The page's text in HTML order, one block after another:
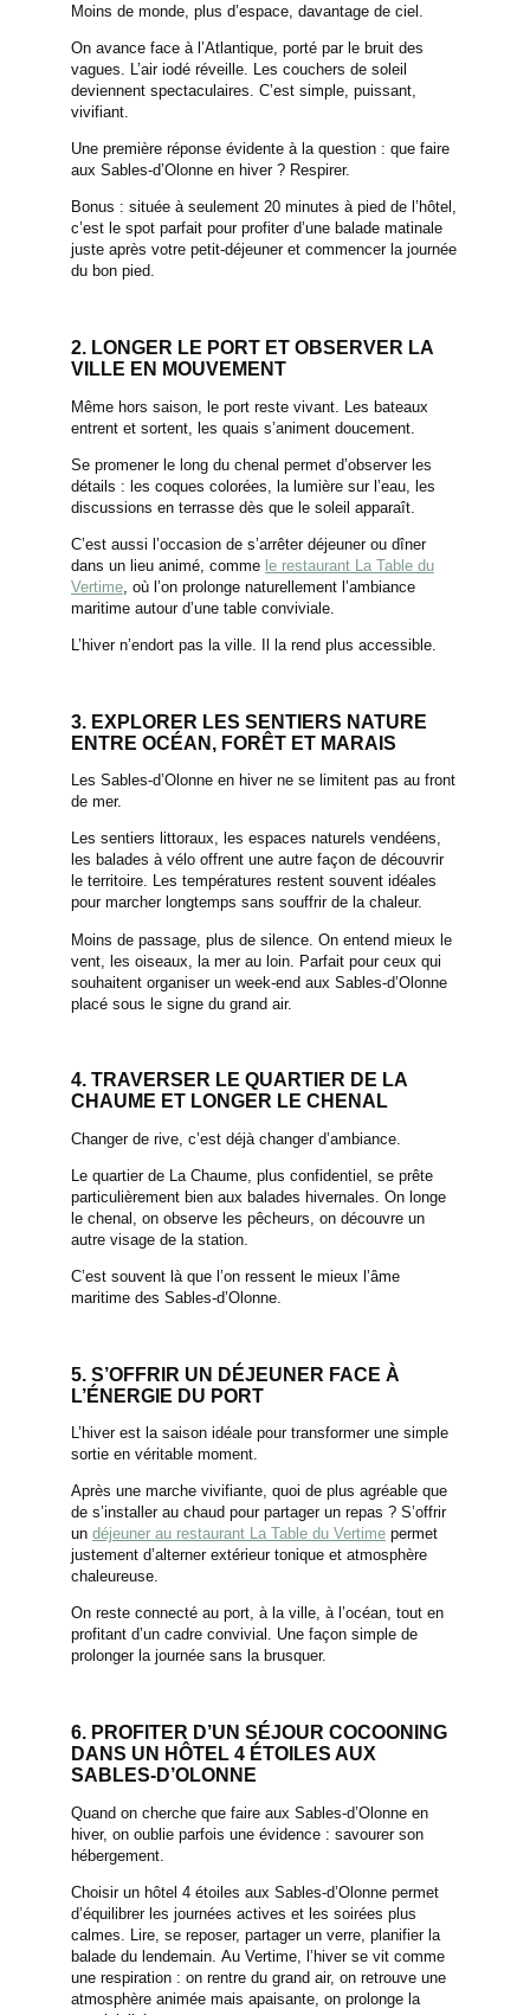
Moins de monde, plus d’espace, davantage de ciel.
On avance face à l’Atlantique, porté par le bruit des
vagues. L’air iodé réveille. Les couchers de soleil
deviennent spectaculaires. C’est simple, puissant,
vivifiant.
Une première réponse évidente à la question : que faire
aux Sables-d’Olonne en hiver ? Respirer.
Bonus : située à seulement 20 minutes à pied de l’hôtel,
c’est le spot parfait pour profiter d’une balade matinale
juste après votre petit-déjeuner et commencer la journée
du bon pied.
2. LONGER LE PORT ET OBSERVER LA
VILLE EN MOUVEMENT
Même hors saison, le port reste vivant. Les bateaux
entrent et sortent, les quais s’animent doucement.
Se promener le long du chenal permet d’observer les
détails : les coques colorées, la lumière sur l’eau, les
discussions en terrasse dès que le soleil apparaît.
C’est aussi l’occasion de s’arrêter déjeuner ou dîner
dans un lieu animé, comme le restaurant La Table du
Vertime, où l’on prolonge naturellement l’ambiance
maritime autour d’une table conviviale.
L’hiver n’endort pas la ville. Il la rend plus accessible.
3. EXPLORER LES SENTIERS NATURE
ENTRE OCÉAN, FORÊT ET MARAIS
Les Sables-d’Olonne en hiver ne se limitent pas au front
de mer.
Les sentiers littoraux, les espaces naturels vendéens,
les balades à vélo offrent une autre façon de découvrir
le territoire. Les températures restent souvent idéales
pour marcher longtemps sans souffrir de la chaleur.
Moins de passage, plus de silence. On entend mieux le
vent, les oiseaux, la mer au loin. Parfait pour ceux qui
souhaitent organiser un week-end aux Sables-d’Olonne
placé sous le signe du grand air.
4. TRAVERSER LE QUARTIER DE LA
CHAUME ET LONGER LE CHENAL
Changer de rive, c’est déjà changer d’ambiance.
Le quartier de La Chaume, plus confidentiel, se prête
particulièrement bien aux balades hivernales. On longe
le chenal, on observe les pêcheurs, on découvre un
autre visage de la station.
C’est souvent là que l’on ressent le mieux l’âme
maritime des Sables-d’Olonne.
5. S’OFFRIR UN DÉJEUNER FACE À
L’ÉNERGIE DU PORT
L’hiver est la saison idéale pour transformer une simple
sortie en véritable moment.
Après une marche vivifiante, quoi de plus agréable que
de s’installer au chaud pour partager un repas ? S’offrir
un déjeuner au restaurant La Table du Vertimepermet
justement d’alterner extérieur tonique et atmosphère
chaleureuse.
On reste connecté au port, à la ville, à l’océan, tout en
profitant d’un cadre convivial. Une façon simple de
prolonger la journée sans la brusquer.
6. PROFITER D’UN SÉJOUR COCOONING
DANS UN HÔTEL 4 ÉTOILES AUX
SABLES-D’OLONNE
Quand on cherche que faire aux Sables-d’Olonne en
hiver, on oublie parfois une évidence : savourer son
hébergement.
Choisir un hôtel 4 étoiles aux Sables-d’Olonne permet
d’équilibrer les journées actives et les soirées plus
calmes. Lire, se reposer, partager un verre, planifier la
balade du lendemain. Au Vertime, l’hiver se vit comme
une respiration : on rentre du grand air, on retrouve une
atmosphère animée mais apaisante, on prolonge la